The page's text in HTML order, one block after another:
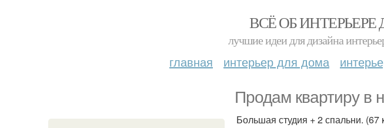
ВСЁ ОБ
лучшие идеи для дизайна
главная интерьер для дома
Продам квартиру в
Большая студия + 2 спальни. (67